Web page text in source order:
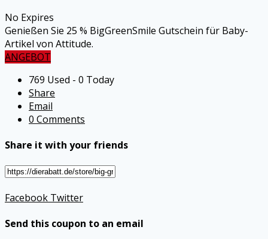
No Expires
Genießen Sie 25 % BigGreenSmile Gutschein für Baby-
Artikel von Attitude.
ANGEBOT
769 Used - 0 Today
Share
Email
0 Comments
Share it with your friends
Facebook Twitter
Send this coupon to an email